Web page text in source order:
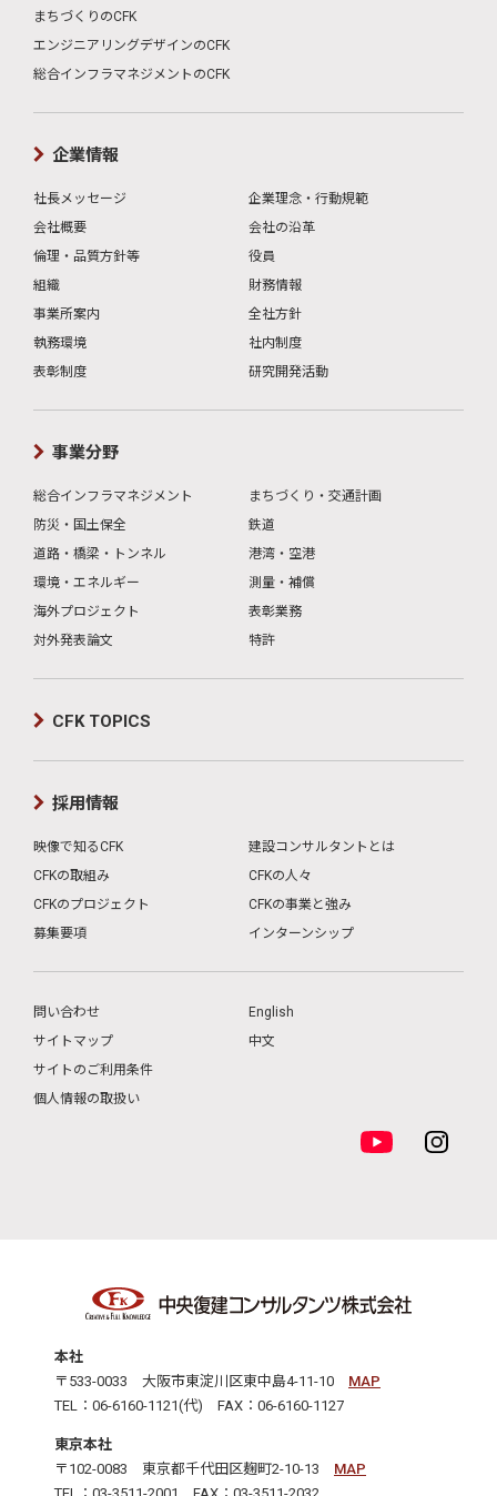
まちづくりのCFK
エンジニアリングデザインのCFK
総合インフラマネジメントのCFK
企業情報
社長メッセージ
企業理念・行動規範
会社概要
会社の沿革
倫理・品質方針等
役員
組織
財務情報
事業所案内
全社方針
執務環境
社内制度
表彰制度
研究開発活動
事業分野
総合インフラマネジメント
まちづくり・交通計画
防災・国土保全
鉄道
道路・橋梁・トンネル
港湾・空港
環境・エネルギー
測量・補償
海外プロジェクト
表彰業務
対外発表論文
特許
CFK TOPICS
採用情報
映像で知るCFK
建設コンサルタントとは
CFKの取組み
CFKの人々
CFKのプロジェクト
CFKの事業と強み
募集要項
インターンシップ
問い合わせ
サイトマップ
サイトのご利用条件
個人情報の取扱い
English
中文
本社
〒533-0033 大阪市東淀川区東中島4-11-10 MAP
TEL：06-6160-1121(代) FAX：06-6160-1127
東京本社
〒102-0083 東京都千代田区麹町2-10-13 MAP